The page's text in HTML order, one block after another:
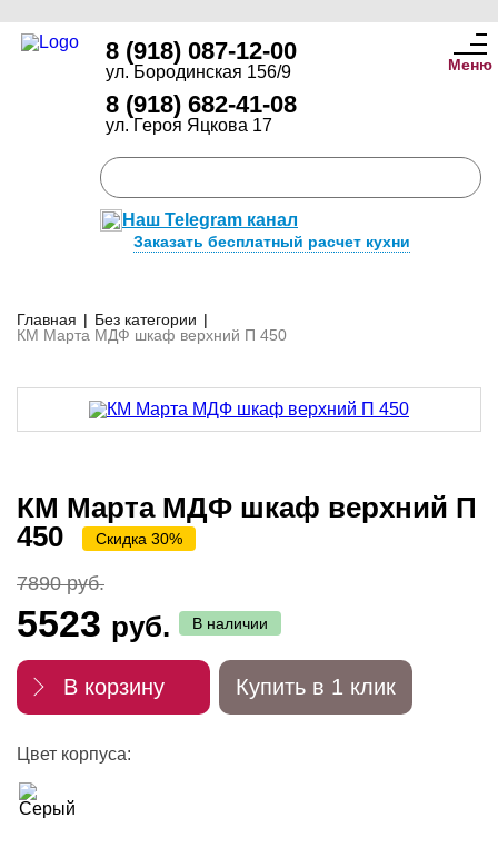
8 (918) 087-12-00
ул. Бородинская 156/9
8 (918) 682-41-08
ул. Героя Яцкова 17
Наш Telegram канал
Заказать бесплатный расчет кухни
Меню
Главная | Без категории |
КМ Марта МДФ шкаф верхний П 450
КМ Марта МДФ шкаф верхний П
450
Скидка 30%
7890 руб.
5523 руб. В наличии
В корзину Купить в 1 клик
Цвет корпуса: